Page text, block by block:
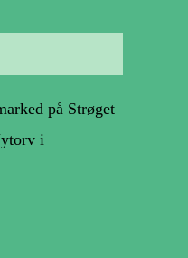
på Strøget
i